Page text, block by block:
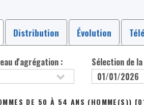
Distribution Évolution
d'agrégation : Sélection de
DE 50 À 54 ANS (HOMME(S))